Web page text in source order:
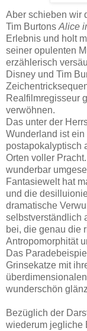
Aber schieben wir
Tim Burtons Alice
Erlebnis und holt
seiner opulenten
erzählerisch
Disney und Tim
Realfilmregisseur
verwöhnen.
Das unter der
Wunderland ist
postapokalyptisch
Orten voller
wunderbar
Fantasiewelt hat
und die
dramatische
selbstverständlich
bei, die genau die
Antropomorphität
Das
Grinsekatze mit
wunderschön
Bezüglich der
wiederum jegliche